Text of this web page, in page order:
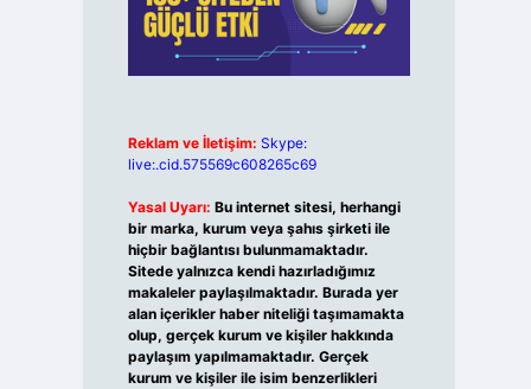
Reklam ve İletişim: Skype:
live:.cid.575569c608265c69
Yasal Uyarı: Bu internet sitesi, herhangi
bir marka, kurum veya şahıs şirketi ile
hiçbir bağlantısı bulunmamaktadır.
Sitede yalnızca kendi hazırladığımız
makaleler paylaşılmaktadır. Burada yer
alan içerikler haber niteliği taşımamakta
olup, gerçek kurum ve kişiler hakkında
paylaşım yapılmamaktadır. Gerçek
kurum ve kişiler ile isim benzerlikleri